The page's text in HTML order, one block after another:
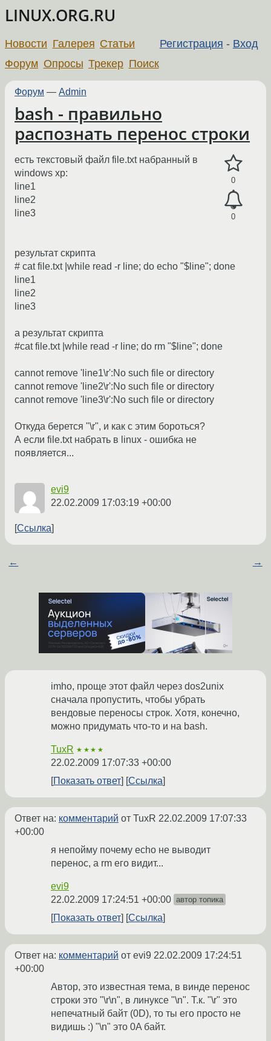
LINUX.ORG.RU
Регистрация - Вход
Новости Галерея Статьи
Форум Опросы Трекер Поиск
Форум — Admin
bash - правильно
распознать перенос строки
0
0
есть текстовый файл file.txt набранный в
windows xp:
line1
line2
line3
результат скрипта
# cat file.txt |while read -r line; do echo "$line"; done
line1
line2
line3
а результат скрипта
#cat file.txt |while read -r line; do rm "$line"; done
cannot remove 'line1\r':No such file or directory
cannot remove 'line2\r':No such file or directory
cannot remove 'line3\r':No such file or directory
Откуда берется "\r", и как с этим бороться?
А если file.txt набрать в linux - ошибка не
появляется...
evi9
22.02.2009 17:03:19 +00:00
Ссылка
← →
imho, проще этот файл через dos2unix
сначала пропустить, чтобы убрать
вендовые переносы строк. Хотя, конечно,
можно придумать что-то и на bash.
TuxR ★★★★
22.02.2009 17:07:33 +00:00
Показать ответ
Ссылка
Ответ на: комментарий от TuxR 22.02.2009 17:07:33
+00:00
я непойму почему echo не выводит
перенос, а rm его видит...
evi9
22.02.2009 17:24:51 +00:00 автор топика
Показать ответ Ссылка
Ответ на: комментарий от evi9 22.02.2009 17:24:51
+00:00
Автор, это известная тема, в винде перенос
строки это "\r\n", в линуксе "\n". Т.к. "\r" это
непечатный байт (0D), то ты его просто не
видишь :) "\n" это 0A байт.